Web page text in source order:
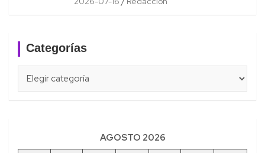
Categorías
AGOSTO 2026